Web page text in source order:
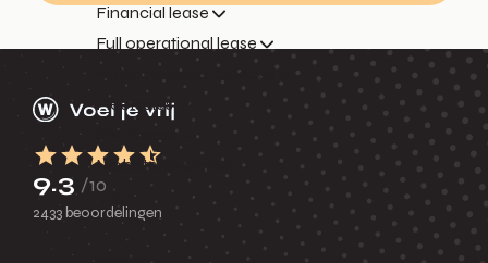
Financial lease
Full operational lease
Fleetsales
Mobiliteitsvormen
Menu
9.3 /10
2433 beoordelingen